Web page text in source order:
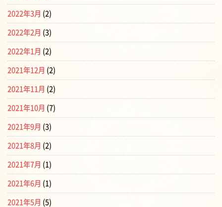
2022年3月 (2)
2022年2月 (3)
2022年1月 (2)
2021年12月 (2)
2021年11月 (2)
2021年10月 (7)
2021年9月 (3)
2021年8月 (2)
2021年7月 (1)
2021年6月 (1)
2021年5月 (5)